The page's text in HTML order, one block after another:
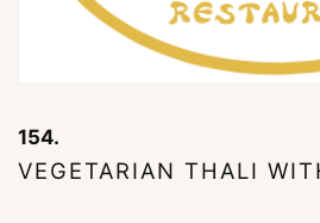
154.
VEGETARIAN THALI